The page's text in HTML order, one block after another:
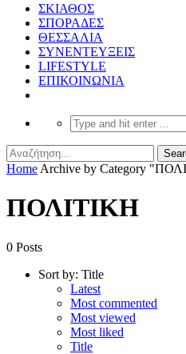
ΣΚΙΑΘΟΣ
ΣΠΟΡΑΔΕΣ
ΘΕΣΣΑΛΙΑ
ΣΥΝΕΝΤΕΥΞΕΙΣ
LIFESTYLE
ΕΠΙΚΟΙΝΩΝΙΑ
Home Archive by Category
ΠΟΛΙΤΙΚΗ
0 Posts
Sort by: Title
Latest
Most commented
Most viewed
Most liked
Title